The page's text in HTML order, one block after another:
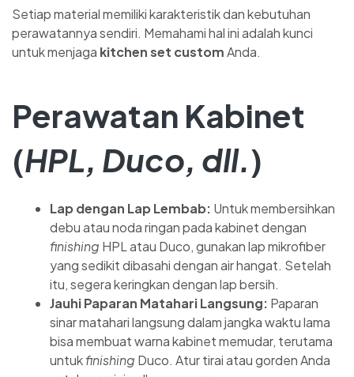
Setiap material memiliki karakteristik dan kebutuhan
perawatannya sendiri. Memahami hal ini adalah kunci
untuk menjaga kitchen set customAnda.
Perawatan Kabinet
(HPL, Duco, dll.)
Lap dengan Lap Lembab: Untuk membersihkan
debu atau noda ringan pada kabinet dengan
finishing HPL atau Duco, gunakan lap mikrofiber
yang sedikit dibasahi dengan air hangat. Setelah
itu, segera keringkan dengan lap bersih.
Jauhi Paparan Matahari Langsung: Paparan
sinar matahari langsung dalam jangka waktu lama
bisa membuat warna kabinet memudar, terutama
untukfinishing Duco. Atur tirai atau gorden Anda